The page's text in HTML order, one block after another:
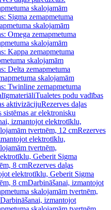
skalojamām
Sigma zemapmetuma
skalojamām
Omega zemapmetuma
skalojamām
Kappa zemapmetuma
skalojamām
Delta zemapmetuma
skalojamām
Twinline zemapmetuma
Tualetes podu vadības
aktivizācijuRezerves daļas
sistēmas ar elektronisku
izmantojot elektrotīklu,
tvertnēm, 12 cmRezerves
elektrotīklu,
tvertnēm,
Geberit Sigma
8 cmRezerves daļas
elektrotīklu, Geberit Sigma
8 cmDarbināšanai, izmantojot
skalojamām tvertnēm,
izmantojot